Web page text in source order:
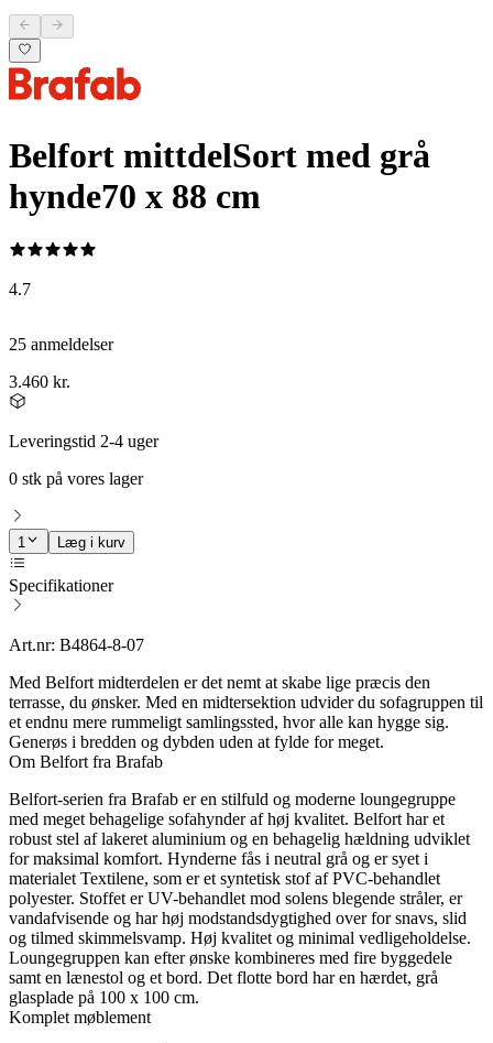
Belfort mittdelSort med grå
hynde70 x 88 cm
4.7
25 anmeldelser
3.460 kr.
Leveringstid 2-4 uger
0 stk på vores lager
1 Læg i kurv
Specifikationer
Art.nr: B4864-8-07
Med Belfort midterdelen er det nemt at skabe lige præcis den
terrasse, du ønsker. Med en midtersektion udvider du sofagruppen til
et endnu mere rummeligt samlingssted, hvor alle kan hygge sig.
Generøs i bredden og dybden uden at fylde for meget.
Om Belfort fra Brafab
Belfort-serien fra Brafab er en stilfuld og moderne loungegruppe
med meget behagelige sofahynder af høj kvalitet. Belfort har et
robust stel af lakeret aluminium og en behagelig hældning udviklet
for maksimal komfort. Hynderne fås i neutral grå og er syet i
materialet Textilene, som er et syntetisk stof af PVC-behandlet
polyester. Stoffet er UV-behandlet mod solens blegende stråler, er
vandafvisende og har høj modstandsdygtighed over for snavs, slid
og tilmed skimmelsvamp. Høj kvalitet og minimal vedligeholdelse.
Loungegruppen kan efter ønske kombineres med fire byggedele
samt en lænestol og et bord. Det flotte bord har en hærdet, grå
glasplade på 100 x 100 cm.
Komplet møblement